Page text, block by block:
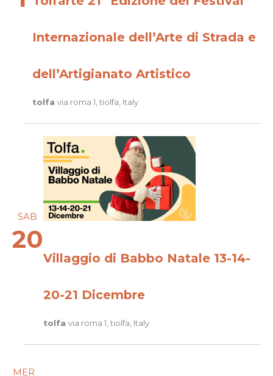
Internazionale dell’Arte di Strada e
dell’Artigianato Artistico
tolfa via roma 1, tiolfa, Italy
SAB
20
Villaggio di Babbo Natale 13-14-
20-21 Dicembre
tolfa via roma 1, tiolfa, Italy
MER